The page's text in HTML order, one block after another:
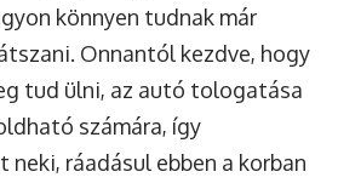
könnyen tudnak már
Onnantól kezdve, hogy
tud ülni, az autó tologatása
számára, így
neki, ráadásul ebben a korban